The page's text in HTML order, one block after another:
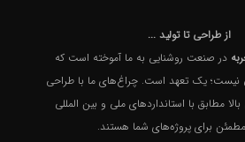
از طراحی تا تولید ...
در صنعت روشنایی به ما آموخته است که
نیست؛ یک تعهد است. چراغ‌های ما با طراحی
مطابق با استانداردهای ملی و بین المللی
مطمئن برای پروژه‌های شما هستند.